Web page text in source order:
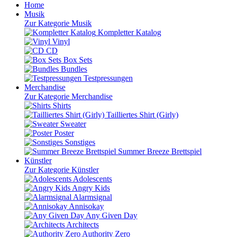
Home
Musik
Zur Kategorie Musik
Kompletter Katalog
Vinyl
CD
Box Sets
Bundles
Testpressungen
Merchandise
Zur Kategorie Merchandise
Shirts
Tailliertes Shirt (Girly)
Sweater
Poster
Sonstiges
Summer Breeze Brettspiel
Künstler
Zur Kategorie Künstler
Adolescents
Angry Kids
Alarmsignal
Annisokay
Any Given Day
Architects
Authority Zero